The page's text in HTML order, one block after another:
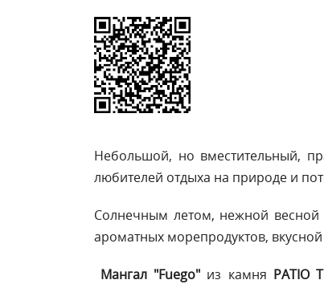
Небольшой, но вместительный,
любителей отдыха на природе и
Солнечным летом, нежной весной
ароматных морепродуктов,
Мангал "Fuego" из камня PATIO